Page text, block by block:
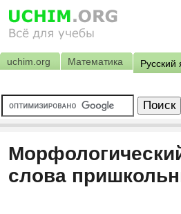
uchim.org Математика Русский
слова